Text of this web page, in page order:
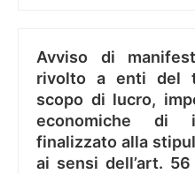
Avviso di
rivolto a enti del
scopo di lucro,
economiche di
finalizzato alla
ai sensi dell’art.